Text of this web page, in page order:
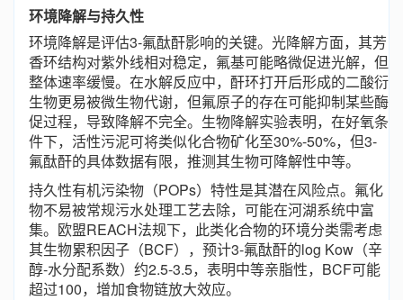
环境降解与持久性
环境降解是评估3-氟酞酐影响的关键。光降解方面，其芳
香环结构对紫外线相对稳定，氟基可能略微促进光解，但
整体速率缓慢。在水解反应中，酐环打开后形成的二酸衍
生物更易被微生物代谢，但氟原子的存在可能抑制某些酶
促过程，导致降解不完全。生物降解实验表明，在好氧条
件下，活性污泥可将类似化合物矿化至30%-50%，但3-
氟酞酐的具体数据有限，推测其生物可降解性中等。
持久性有机污染物（POPs）特性是其潜在风险点。氟化
物不易被常规污水处理工艺去除，可能在河湖系统中富
集。欧盟REACH法规下，此类化合物的环境分类需考虑
其生物累积因子（BCF），预计3-氟酞酐的log Kow（辛
醇-水分配系数）约2.5-3.5，表明中等亲脂性，BCF可能
超过100，增加食物链放大效应。